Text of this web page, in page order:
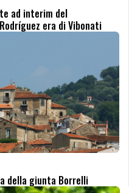
ad interim del
era di Vibonati
della giunta Borrelli